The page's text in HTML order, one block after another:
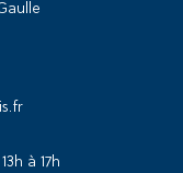
à 17h